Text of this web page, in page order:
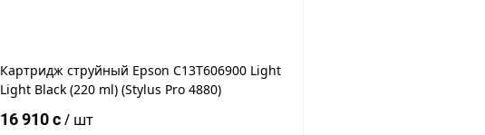
Картридж струйный Epson C13T606900 Light
Light Black (220 ml) (Stylus Pro 4880)
16 910 c/ шт